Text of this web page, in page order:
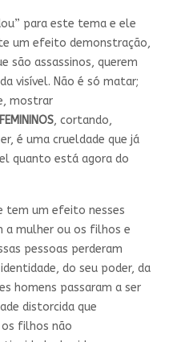
para este tema e ele
um efeito demonstração,
são assassinos, querem
visível. Não é só matar;
mostrar
, cortando,
é uma crueldade que já
quanto está agora do
tem um efeito nesses
a mulher ou os filhos e
pessoas perderam
do seu poder, da
homens passaram a ser
distorcida que
filhos não